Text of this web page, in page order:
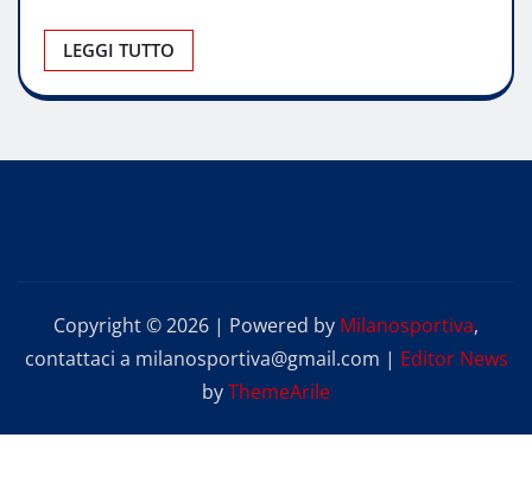
LEGGI TUTTO
Copyright © 2026 | Powered by Milanosportiva,
contattaci a milanosportiva@gmail.com | Editor News
byThemeArile